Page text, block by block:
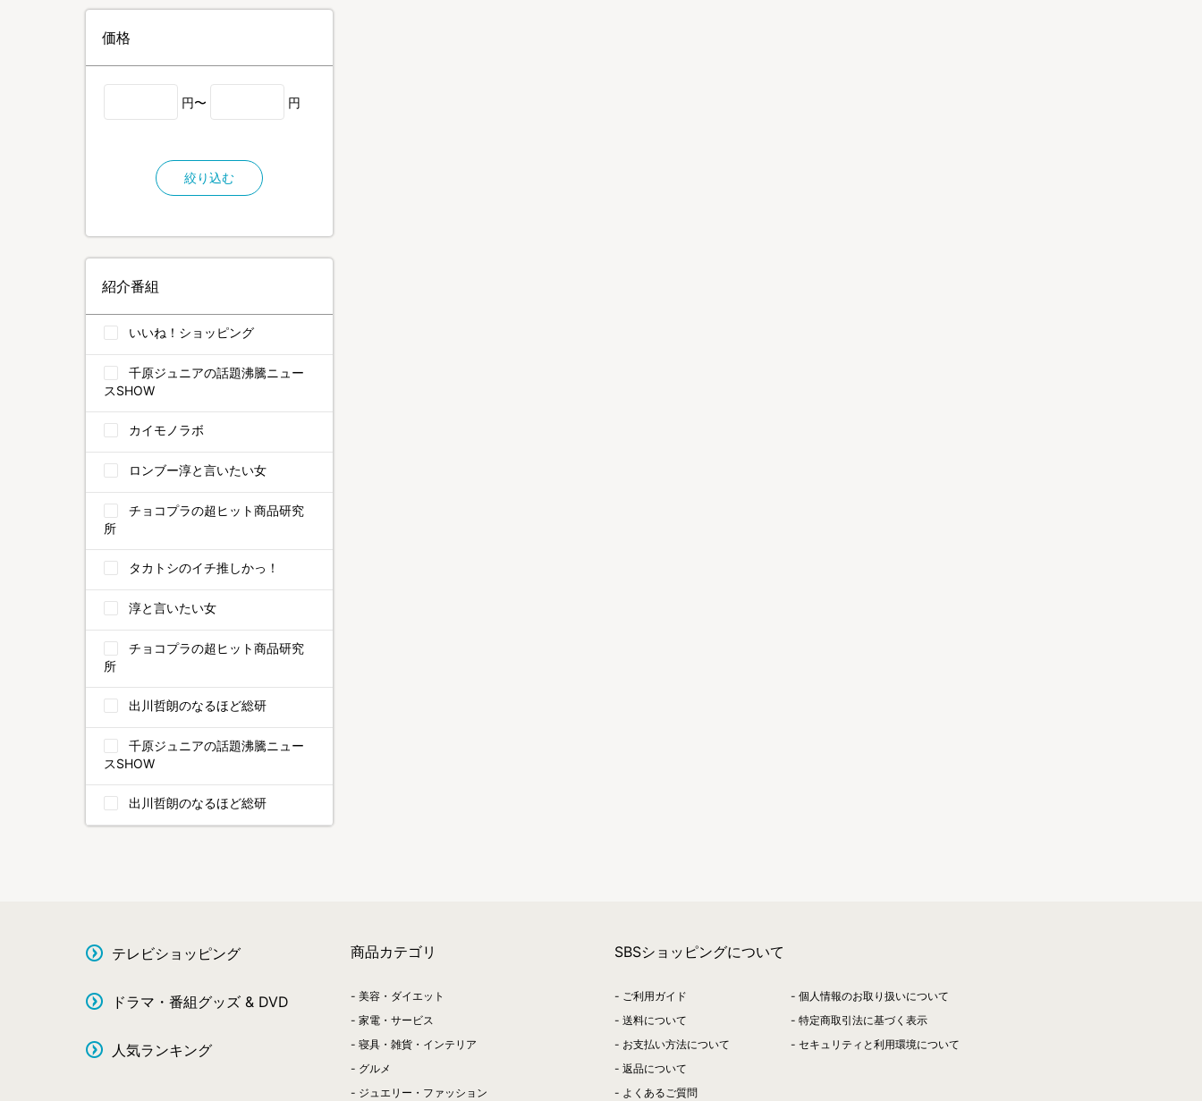
価格
円〜 円
絞り込む
紹介番組
いいね！ショッピング
千原ジュニアの話題沸騰ニュー
スSHOW
カイモノラボ
ロンブー淳と言いたい女
チョコプラの超ヒット商品研究
所
タカトシのイチ推しかっ！
淳と言いたい女
チョコプラの超ヒット商品研究
所
出川哲朗のなるほど総研
千原ジュニアの話題沸騰ニュー
スSHOW
出川哲朗のなるほど総研
テレビショッピング
ドラマ・番組グッズ & DVD
人気ランキング
商品カテゴリ
美容・ダイエット
家電・サービス
寝具・雑貨・インテリア
グルメ
ジュエリー・ファッション
SBSショッピングについて
ご利用ガイド
送料について
お支払い方法について
返品について
よくあるご質問
個人情報のお取り扱いについて
特定商取引法に基づく表示
セキュリティと利用環境について